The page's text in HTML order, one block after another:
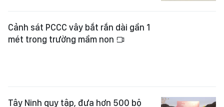
Cảnh sát PCCC vây bắt rắn dài gần 1
mét trong trường mầm non
hài cốt liệt sĩ hy sinh ở Campuchia